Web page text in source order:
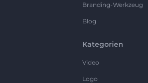
Branding-Werkzeug
Blog
Kategorien
Video
Logo